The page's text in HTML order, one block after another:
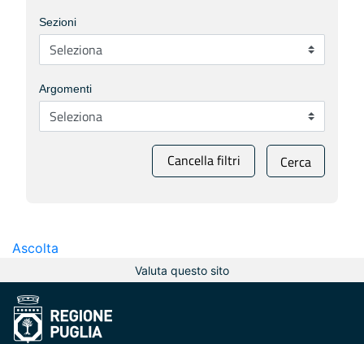
Sezioni
Argomenti
Cancella filtri Cerca
Ascolta
Valuta questo sito